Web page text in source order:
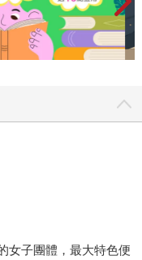
女子團體，最大特色便